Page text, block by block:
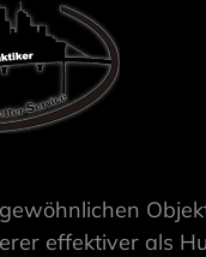
effektiver als